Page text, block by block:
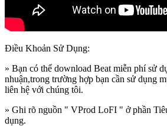
Điều Khoản Sử Dụng:
» Bạn có thể download Beat miễn phí sử
nhuận,trong trường hợp bạn cần sử dụng
liên hệ với chúng tôi.
» Ghi rõ nguồn " VProd LoFI " ở phần
dụng.